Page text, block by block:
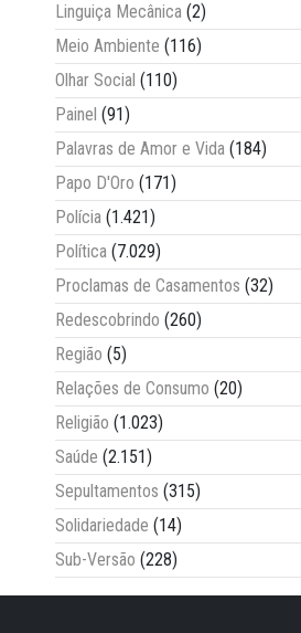
Linguiça Mecânica (2)
Meio Ambiente (116)
Olhar Social (110)
Painel (91)
Palavras de Amor e Vida (184)
Papo D'Oro (171)
Polícia (1.421)
Política (7.029)
Proclamas de Casamentos (32)
Redescobrindo (260)
Região (5)
Relações de Consumo (20)
Religião (1.023)
Saúde (2.151)
Sepultamentos (315)
Solidariedade (14)
Sub-Versão (228)